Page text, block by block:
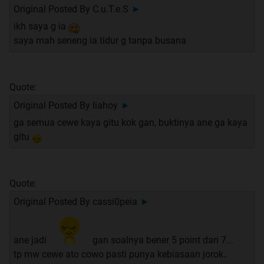
Original Posted By C.u.T.e.S ►
ikh saya g ia
saya mah seneng ia tidur g tanpa busana
Quote:
Original Posted By liahoy ►
ga semua cewe kaya gitu kok gan, buktinya ane ga kaya
gitu
Quote:
Original Posted By cassi0peia ►
ane jadi
gan soalnya bener 5 point dari 7...
tp mw cewe ato cowo pasti punya kebiasaan jorok..